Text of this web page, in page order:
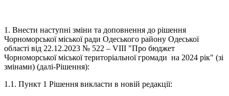
1. Внести наступні зміни та доповнення до рішення
Чорноморської міської ради Одеського району Одеської
області від 22.12.2023 № 522 – VІII "Про бюджет
Чорноморської міської територіальної громади на 2024 рік" (зі
змінами) (далі-Рішення):
1.1. Пункт 1 Рішення викласти в новій редакції: